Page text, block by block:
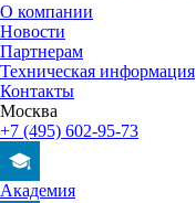
О компании
Новости
Партнерам
Техническая информация
Контакты
Москва
+7 (495) 602-95-73
Академия